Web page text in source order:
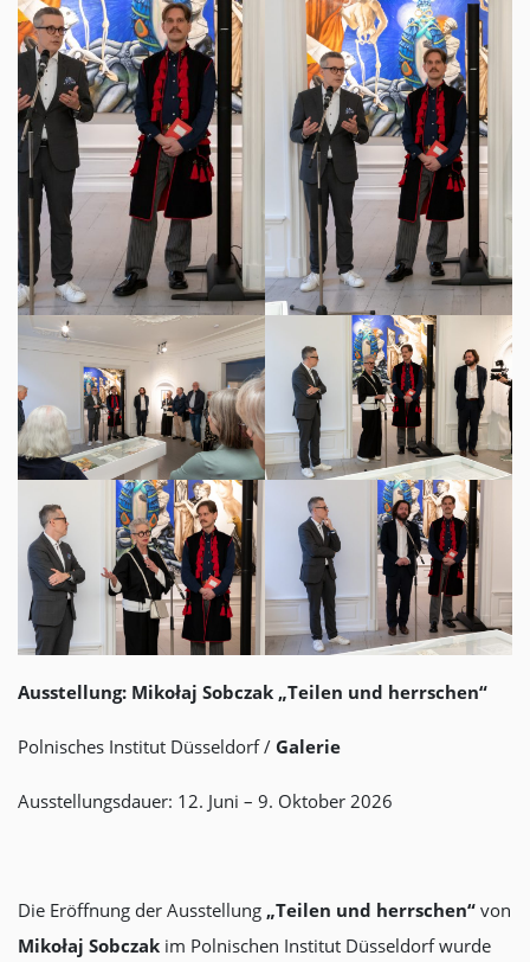
Ausstellung: Mikołaj Sobczak „Teilen und herrschen“
Polnisches Institut Düsseldorf / Galerie
Ausstellungsdauer: 12. Juni – 9. Oktober 2026
Die Eröffnung der Ausstellung „Teilen und herrschen“ von
Mikołaj Sobczak im Polnischen Institut Düsseldorf wurde